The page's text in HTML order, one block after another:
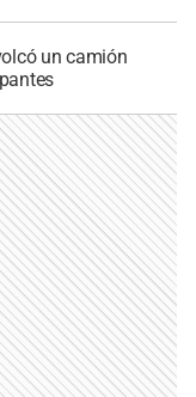
un camión